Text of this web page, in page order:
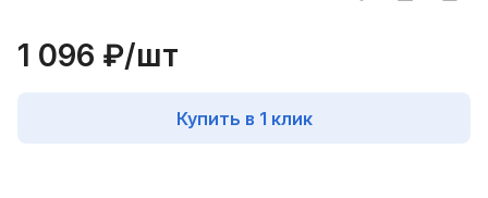
1 096 ₽/шт
Купить в 1 клик